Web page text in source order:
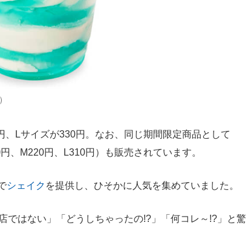
Lサイズが330円。なお、同じ期間限定商品として
、M220円、L310円）も販売されています。
シェイク を提供し、ひそかに人気を集めていました。
はない」「どうしちゃったの!?」「何コレ～!?」と驚